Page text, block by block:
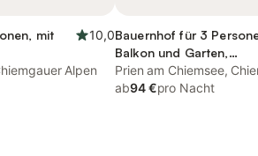
mit
10,0
Alpen
Bauernhof für 3
Balkon und Garten,
kinderfreundlich
Prien am Chiemsee,
ab94 €pro Nacht